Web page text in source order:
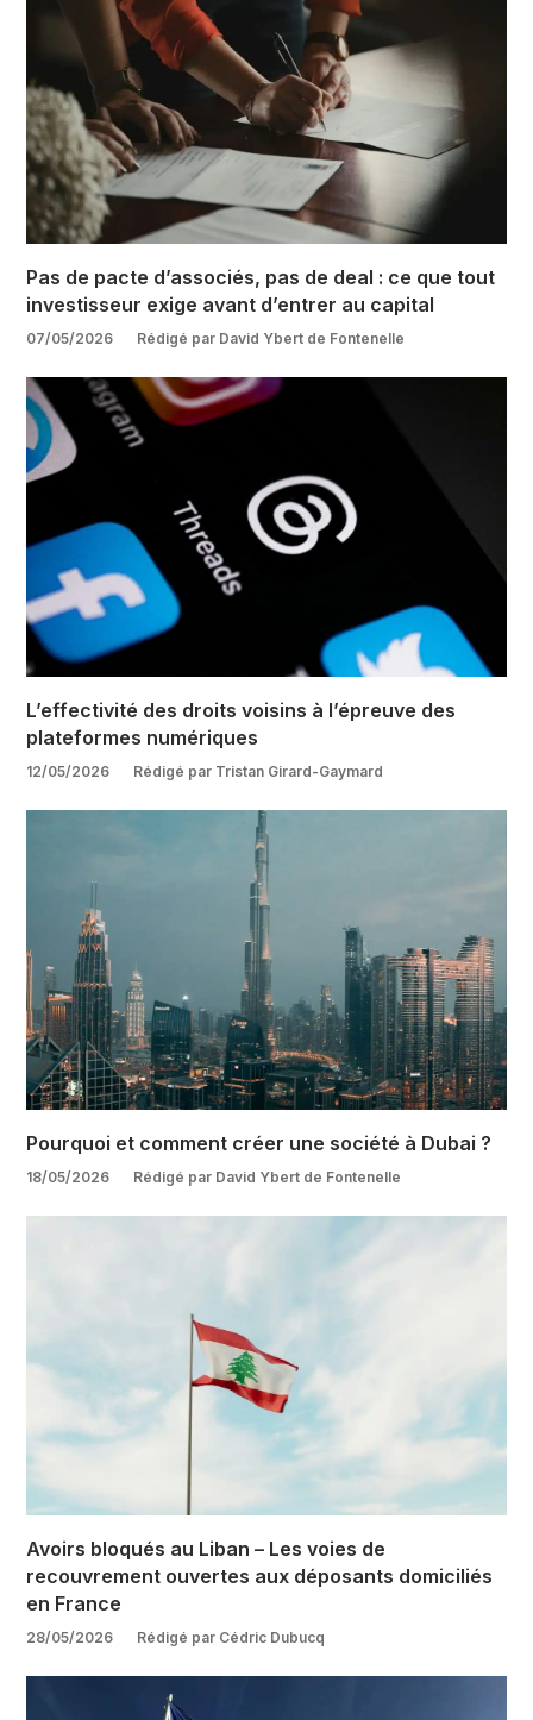
Avoirs bloqués au Liban – Les voies de
recouvrement ouvertes aux déposants domiciliés
en France
28/05/2026 Rédigé par Cédric Dubucq
Pourquoi et comment créer une société à Dubai ?
18/05/2026 Rédigé par David Ybert de Fontenelle
L’effectivité des droits voisins à l’épreuve des
plateformes numériques
12/05/2026 Rédigé par Tristan Girard-Gaymard
Pas de pacte d’associés, pas de deal : ce que tout
investisseur exige avant d’entrer au capital
07/05/2026 Rédigé par David Ybert de Fontenelle